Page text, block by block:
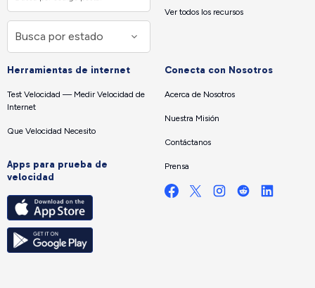
Ver todos los recursos
Herramientas de internet
Test Velocidad — Medir Velocidad de
Internet
Que Velocidad Necesito
Apps para prueba de
velocidad
Conecta con Nosotros
Acerca de Nosotros
Nuestra Misión
Contáctanos
Prensa